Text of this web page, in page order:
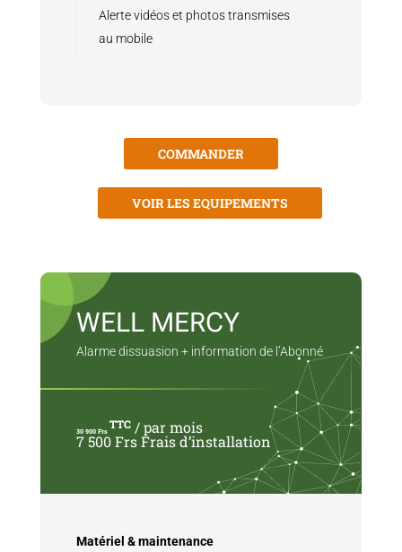
Alerte vidéos et photos transmises
au mobile
COMMANDER
VOIR LES EQUIPEMENTS
WELL MERCY
Alarme dissuasion + information de l’Abonné
30 900 Frs TTC/ par mois
7 500 Frs Frais d’installation
Matériel & maintenance